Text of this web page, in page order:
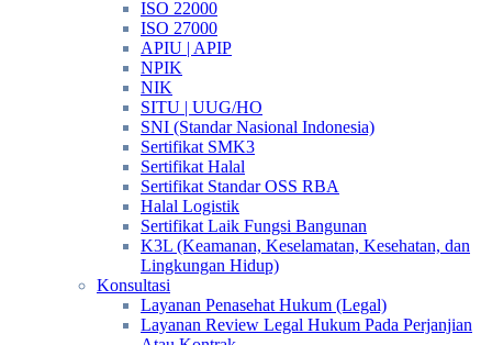
ISO 22000
ISO 27000
APIU | APIP
NPIK
NIK
SITU | UUG/HO
SNI (Standar Nasional Indonesia)
Sertifikat SMK3
Sertifikat Halal
Sertifikat Standar OSS RBA
Halal Logistik
Sertifikat Laik Fungsi Bangunan
K3L (Keamanan, Keselamatan, Kesehatan, dan
Lingkungan Hidup)
Konsultasi
Layanan Penasehat Hukum (Legal)
Layanan Review Legal Hukum Pada Perjanjian